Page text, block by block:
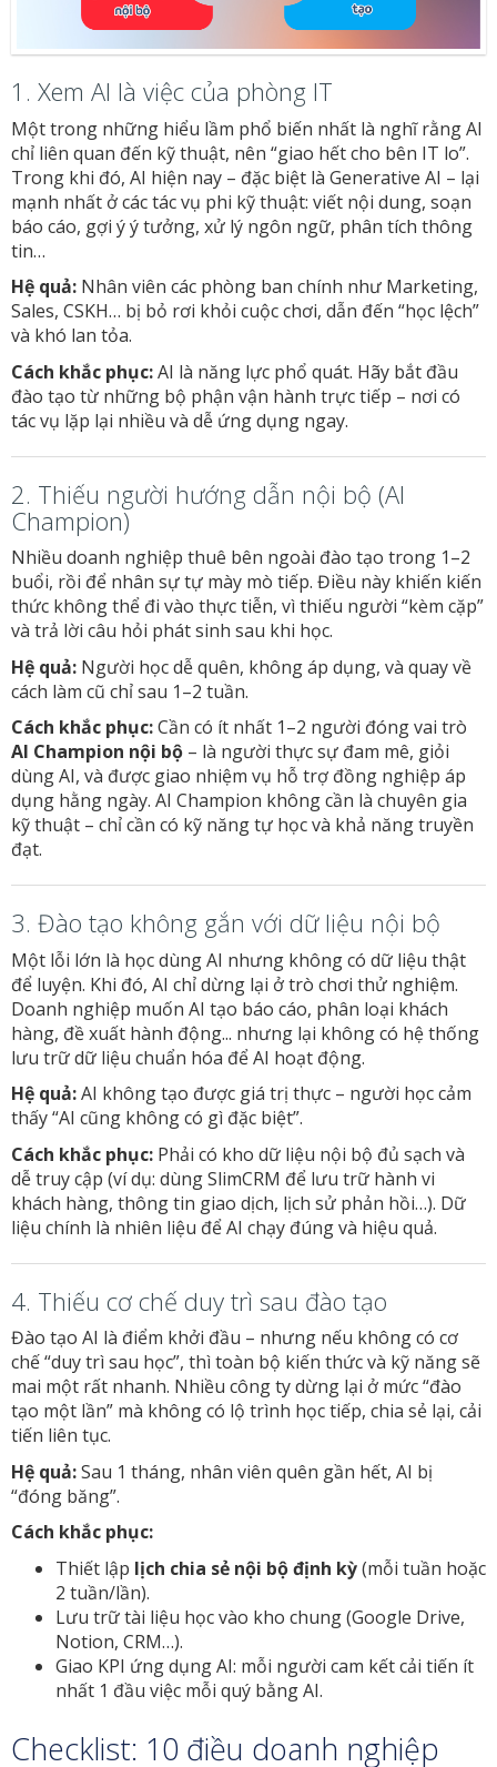
1. Xem AI là việc của phòng IT
Một trong những hiểu lầm phổ biến nhất là nghĩ rằng AI
chỉ liên quan đến kỹ thuật, nên “giao hết cho bên IT lo”.
Trong khi đó, AI hiện nay – đặc biệt là Generative AI – lại
mạnh nhất ở các tác vụ phi kỹ thuật: viết nội dung, soạn
báo cáo, gợi ý ý tưởng, xử lý ngôn ngữ, phân tích thông
tin…
Hệ quả: Nhân viên các phòng ban chính như Marketing,
Sales, CSKH… bị bỏ rơi khỏi cuộc chơi, dẫn đến “học lệch”
và khó lan tỏa.
Cách khắc phục:AI là năng lực phổ quát. Hãy bắt đầu
đào tạo từ những bộ phận vận hành trực tiếp – nơi có
tác vụ lặp lại nhiều và dễ ứng dụng ngay.
2. Thiếu người hướng dẫn nội bộ (AI
Champion)
Nhiều doanh nghiệp thuê bên ngoài đào tạo trong 1–2
buổi, rồi để nhân sự tự mày mò tiếp. Điều này khiến kiến
thức không thể đi vào thực tiễn, vì thiếu người “kèm cặp”
và trả lời câu hỏi phát sinh sau khi học.
Hệ quả: Người học dễ quên, không áp dụng, và quay về
cách làm cũ chỉ sau 1–2 tuần.
Cách khắc phục:Cần có ít nhất 1–2 người đóng vai trò
AI Champion nội bộ – là người thực sự đam mê, giỏi
dùng AI, và được giao nhiệm vụ hỗ trợ đồng nghiệp áp
dụng hằng ngày. AI Champion không cần là chuyên gia
kỹ thuật – chỉ cần có kỹ năng tự học và khả năng truyền
đạt.
3. Đào tạo không gắn với dữ liệu nội bộ
Một lỗi lớn là học dùng AI nhưng không có dữ liệu thật
để luyện. Khi đó, AI chỉ dừng lại ở trò chơi thử nghiệm.
Doanh nghiệp muốn AI tạo báo cáo, phân loại khách
hàng, đề xuất hành động... nhưng lại không có hệ thống
lưu trữ dữ liệu chuẩn hóa để AI hoạt động.
Hệ quả:AI không tạo được giá trị thực – người học cảm
thấy “AI cũng không có gì đặc biệt”.
Cách khắc phục: Phải có kho dữ liệu nội bộ đủ sạch và
dễ truy cập (ví dụ: dùng SlimCRM để lưu trữ hành vi
khách hàng, thông tin giao dịch, lịch sử phản hồi…). Dữ
liệu chính là nhiên liệu để AI chạy đúng và hiệu quả.
4. Thiếu cơ chế duy trì sau đào tạo
Đào tạo AI là điểm khởi đầu – nhưng nếu không có cơ
chế “duy trì sau học”, thì toàn bộ kiến thức và kỹ năng sẽ
mai một rất nhanh. Nhiều công ty dừng lại ở mức “đào
tạo một lần” mà không có lộ trình học tiếp, chia sẻ lại, cải
tiến liên tục.
Hệ quả:Sau 1 tháng, nhân viên quên gần hết, AI bị
“đóng băng”.
Cách khắc phục:
Thiết lập lịch chia sẻ nội bộ định kỳ(mỗi tuần hoặc
2 tuần/lần).
Lưu trữ tài liệu học vào kho chung (Google Drive,
Notion, CRM…).
Giao KPI ứng dụng AI: mỗi người cam kết cải tiến ít
nhất 1 đầu việc mỗi quý bằng AI.
Checklist: 10 điều doanh nghiệp